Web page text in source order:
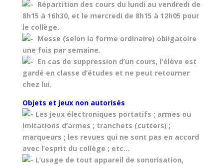
Répartition des cours du lundi au vendredi de
8h15 à 16h30, et le mercredi de 8h15 à 12h05 pour
le collège.
Messe (selon la forme ordinaire) obligatoire
une fois par semaine.
En cas de suppression d’un cours, l’élève est
gardé en classe d’études et ne peut retourner
chez lui.
Objets et jeux non autorisés
Les jeux électroniques portatifs ; armes ou
imitations d’armes ; tranchets (cutters) ;
marqueurs ; les revues qui ne sont pas en accord
avec l’esprit du collège ; etc…
L’usage de tout appareil de sonorisation,